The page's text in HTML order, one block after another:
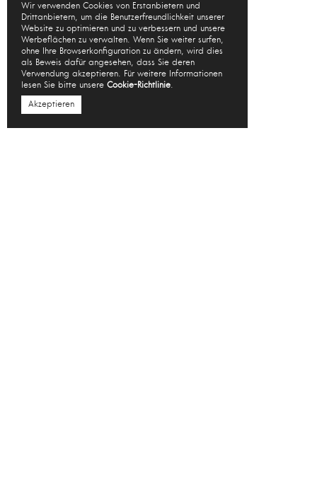
Wir verwenden Cookies von Erstanbietern und
Drittanbietern, um die Benutzerfreundlichkeit unserer
Website zu optimieren und zu verbessern und unsere
Werbeflächen zu verwalten. Wenn Sie weiter surfen,
ohne Ihre Browserkonfiguration zu ändern, wird dies
als Beweis dafür angesehen, dass Sie deren
Verwendung akzeptieren. Für weitere Informationen
lesen Sie bitte unsere Cookie-Richtlinie.
Akzeptieren